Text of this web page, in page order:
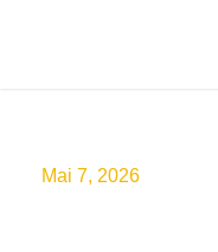
Mai 7, 2026